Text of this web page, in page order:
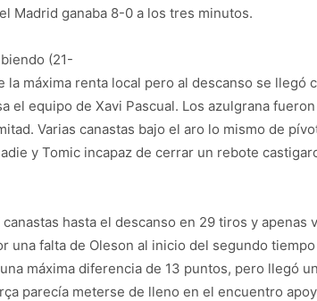
Madrid ganaba 8-0 a los tres minutos.
(21-
la máxima renta local pero al descanso se llegó
el equipo de Xavi Pascual. Los azulgrana
Varias canastas bajo el aro lo mismo de
y Tomic incapaz de cerrar un rebote
hasta el descanso en 29 tiros y apenas
una falta de Oleson al inicio del segundo tiempo
máxima diferencia de 13 puntos, pero llegó
parecía meterse de lleno en el encuentro